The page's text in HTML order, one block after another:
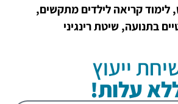
לימוד קריאה לילדים מתקשים,
בתנועה, שיטת רינגיני
ייעוץ
עלות!